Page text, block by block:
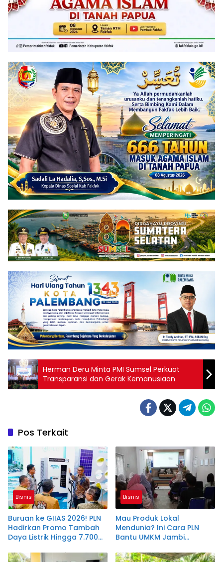
Herman Deru Minta PMI Sumsel Perkuat
Transparansi dan Gerak Kemanusiaan
Pos Terkait
Bisnis
Buruan ke GIIAS 2026! PLN
Hadirkan Promo Tambah
Daya Listrik Hingga 7.700
Bisnis
Mau Produk Lokal
Mendunia? Ini Cara PLN
Bantu UMKM Jambi